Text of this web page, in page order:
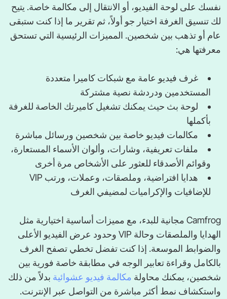
نفسك على لوحة الفيديو، أو الانتقال إلى مكالمة خاصة. يتيح
لك تنسيق الغرفة اختيار جو أولاً، ثم تقرير ما إذا كنت ستبقى
عام أو تذهب بين شخصين. المميزات الرئيسية التي تستحق
معرفتها هي:
غرف فيديو عامة مع شبكات كاميرا متعددة
المستخدمين ودردشة نصية مشتركة
لوحة بث حيث يمكنك تشغيل كاميرتك الخاصة للغرفة
بأكملها
مكالمات فيديو خاصة بين شخصين ورسائل مباشرة
ملفات تعريفية، وشارات، وألوان الأسماء المستعارة،
وقوائم الأصدقاء للعثور على الأشخاص مرة أخرى
هدايا افتراضية، وملصقات، وعملات، ورتب VIP
للإضافيات والإكراميات لمضيفي الغرف
Camfrog مجانية للبدء، مع مميزات أساسية اختيارية مثل
الهدايا والملصقات وحالة VIP وحدود عرض الفيديو الأعلى
والضوابط الموسعة. إذا كنت تفضل تخطي تصفح الغرف
بالكامل وقراءة تعابير الوجه في مطابقة خاصة فورية بين
شخصين، يمكنك محاولة مكالمة فيديو عشوائية بدلاً من ذلك
واستكشاف نمط أكثر مباشرة من التواصل عبر الإنترنت.